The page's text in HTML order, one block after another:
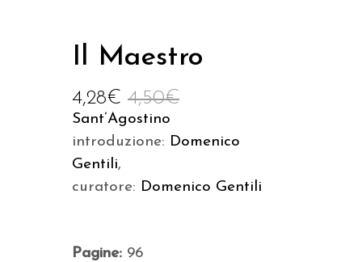
Il Maestro
4,50€
4,28€
Sant’Agostino
introduzione: Domenico
Gentili,
curatore: Domenico Gentili
Pagine: 96